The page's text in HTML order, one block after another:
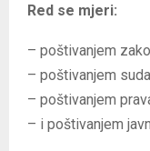
Red se mjeri:
– poštivanjem
– poštivanjem
– poštivanjem
– i poštivanjem